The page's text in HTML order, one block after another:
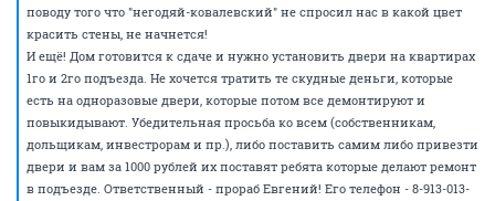
поводу того что "негодяй-ковалевский" не спросил нас в какой цвет
красить стены, не начнется!
И ещё! Дом готовится к сдаче и нужно установить двери на квартирах
1го и 2го подъезда. Не хочется тратить те скудные деньги, которые
есть на одноразовые двери, которые потом все демонтируют и
повыкидывают. Убедительная просьба ко всем (собственникам,
дольщикам, инвестрорам и пр.), либо поставить самим либо привезти
двери и вам за 1000 рублей их поставят ребята которые делают ремонт
в подъезде. Ответственный - прораб Евгений! Его телефон - 8-913-013-